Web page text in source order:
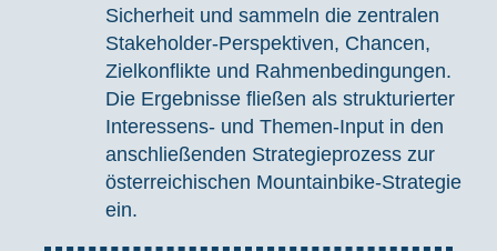
Sicherheit und sammeln die zentralen
Stakeholder-Perspektiven, Chancen,
Zielkonflikte und Rahmenbedingungen.
Die Ergebnisse fließen als strukturierter
Interessens- und Themen-Input in den
anschließenden Strategieprozess zur
österreichischen Mountainbike-Strategie
ein.